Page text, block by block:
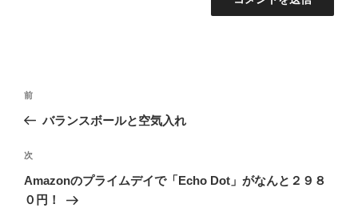
投
ビ
ゲ
ー
前
の
稿
前
バランスボールと空気入れ
次
の
投
次
Amazonのプライムデイで「Echo Dot」がなんと２９８
０円！